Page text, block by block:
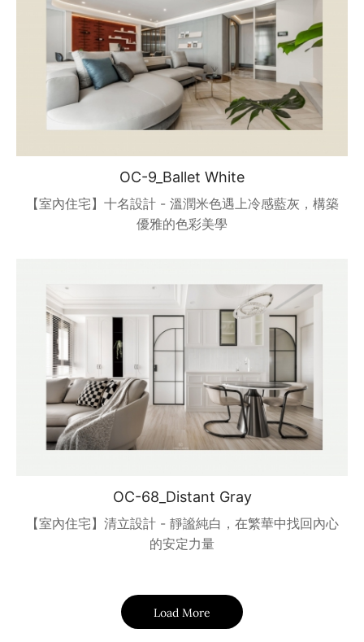
OC-9_Ballet White
【室內住宅】十名設計 - 溫潤米色遇上冷感藍灰，構築
優雅的色彩美學
OC-68_Distant Gray
【室內住宅】清立設計 - 靜謐純白，在繁華中找回內心
的安定力量
Load More